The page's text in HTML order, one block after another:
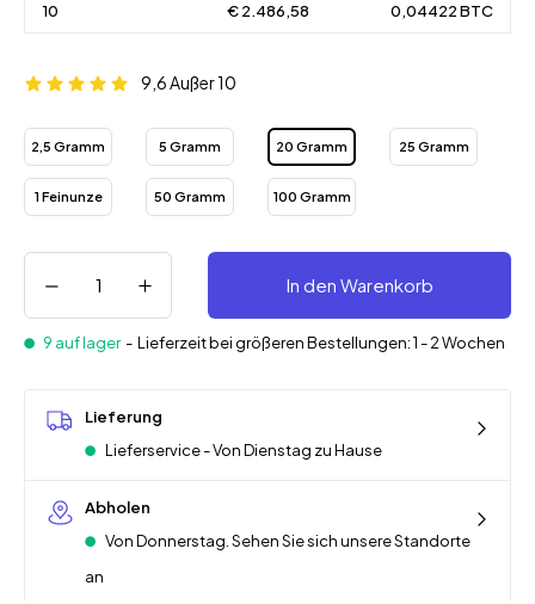
10 € 2.486,58 0,04422 BTC
9,6Außer 10
2,5 Gramm 5 Gramm 20 Gramm 25 Gramm
1 Feinunze 50 Gramm 100 Gramm
In den Warenkorb
9 auf lager- Lieferzeit bei größeren Bestellungen: 1 - 2 Wochen
Lieferung
Lieferservice - Von Dienstag zu Hause
Abholen
Von Donnerstag. Sehen Sie sich unsere Standorte
an